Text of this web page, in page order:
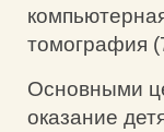
томография
Основными
оказание